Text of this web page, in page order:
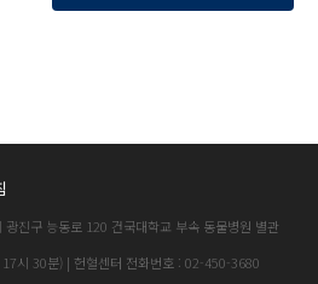
진구 능동로 120 건국대학교 부속 동물병원 별관
시 30분) | 헌혈센터 전화번호 : 02-450-3680